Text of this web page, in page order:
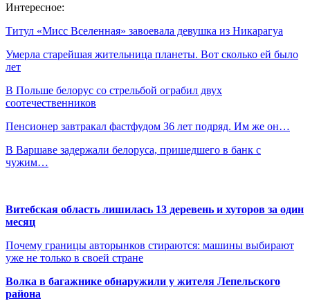
Интересное:
Титул «Мисс Вселенная» завоевала девушка из Никарагуа
Умерла старейшая жительница планеты. Вот сколько ей было
лет
В Польше белорус со стрельбой ограбил двух
соотечественников
Пенсионер завтракал фастфудом 36 лет подряд. Им же он…
В Варшаве задержали белоруса, пришедшего в банк с
чужим…
Витебская область лишилась 13 деревень и хуторов за один
месяц
Почему границы авторынков стираются: машины выбирают
уже не только в своей стране
Волка в багажнике обнаружили у жителя Лепельского
района